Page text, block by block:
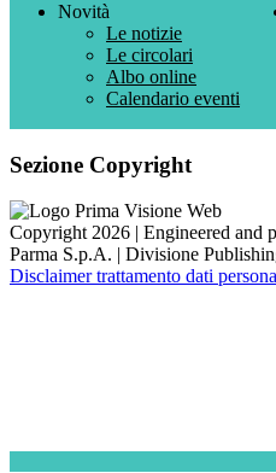
Novità
Le notizie
Le circolari
Albo online
Calendario eventi
Sezione Copyright
Copyright 2026 | Engineered and
Parma S.p.A. | Divisione
Disclaimer trattamento dati